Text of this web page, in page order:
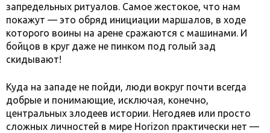
запредельных ритуалов. Самое жестокое, что нам
покажут — это обряд инициации маршалов, в ходе
которого воины на арене сражаются с машинами. И
бойцов в круг даже не пинком под голый зад
скидывают!
Куда на западе не пойди, люди вокруг почти всегда
добрые и понимающие, исключая, конечно,
центральных злодеев истории. Негодяев или просто
сложных личностей в мире Horizon практически нет —